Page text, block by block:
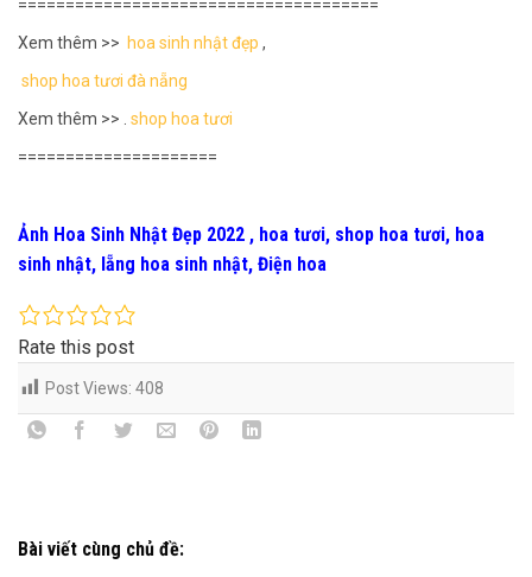
======================================
Xem thêm >> hoa sinh nhật đẹp ,
shop hoa tươi đà nẵng
Xem thêm >> .
shop hoa tươi
=====================
Ảnh Hoa Sinh Nhật Đẹp 2022 , hoa tươi, shop hoa tươi, hoa
sinh nhật, lẵng hoa sinh nhật, Điện hoa
Rate this post
Post Views: 408
Bài viết cùng chủ đề: